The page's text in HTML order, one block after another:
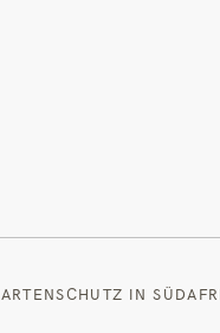
ARTENSCHUTZ IN